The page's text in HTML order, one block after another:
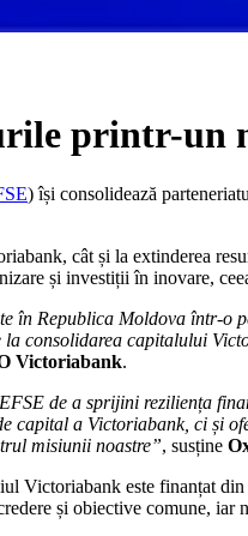
printr-un
) își consolidează
cât și la extinderea
și investiții în inovare,
în Republica Moldova într-o
consolidarea capitalului
Victoriabank.
de a sprijini reziliența
capital a Victoriabank, ci și
misiunii noastre”, susține
este finanțat
și obiective comune,